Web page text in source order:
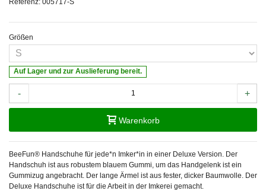
Referenz: 005717-S
Größen
Auf Lager und zur Auslieferung bereit.
- +
Warenkorb
BeeFun® Handschuhe für jede*n Imker*in in einer Deluxe Version. Der
Handschuh ist aus robustem blauem Gummi, um das Handgelenk ist ein
Gummizug angebracht. Der lange Ärmel ist aus fester, dicker Baumwolle. Der
Deluxe Handschuhe ist für die Arbeit in der Imkerei gemacht.